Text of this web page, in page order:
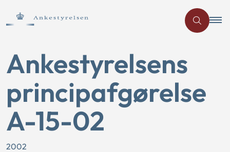
Ankestyrelsens
principafgørelse
A-15-02
2002